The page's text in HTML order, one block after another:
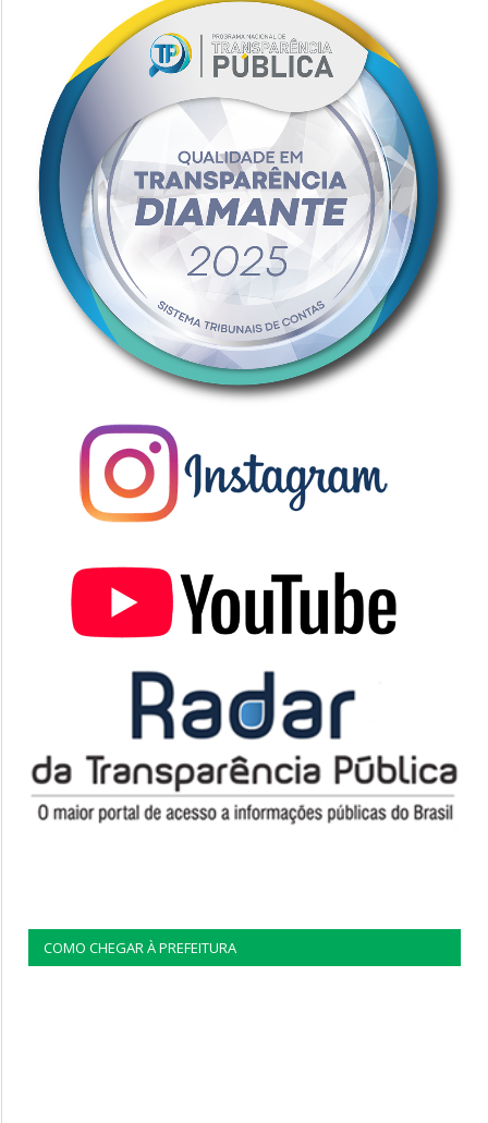
COMO CHEGAR À PREFEITURA